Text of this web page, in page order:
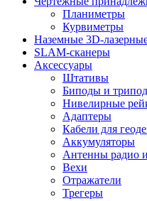
Планиметры
Курвиметры
Наземные 3D-
SLAM-сканеры
Аксессуары
Штативы
Биподы и
Нивелирные
Адаптеры
Кабели для
Аккумуляторы
Антенны радио
Вехи
Отражатели
Трегеры